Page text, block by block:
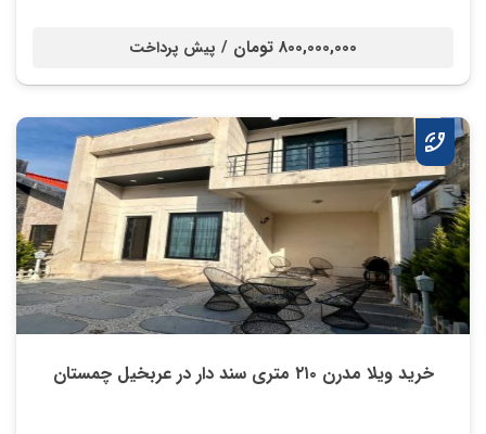
800,000,000 تومان / پیش پرداخت
خرید ویلا مدرن ۲۱۰ متری سند دار در عربخیل چمستان